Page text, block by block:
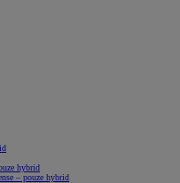
hybrid
– pouze hybrid